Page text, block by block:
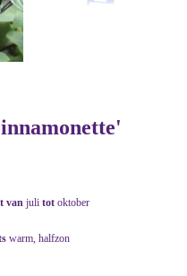
van juli tot oktober
warm, halfzon